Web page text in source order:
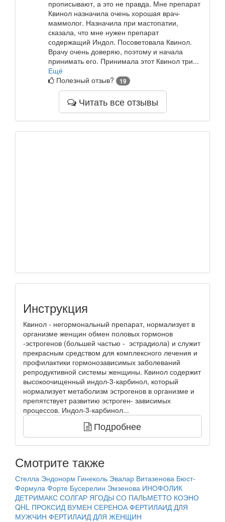
прописывают, а это не правда. Мне препарат
Квинол назначила очень хорошая врач-
маммолог. Назначила при мастопатии,
сказала, что мне нужен препарат
содержащий Индол. Посоветовала Квинол.
Врачу очень доверяю, поэтому и начала
принимать его. Принимала этот Квинол три...
Ещё
Полезный отзыв?
19
Читать все отзывы
Инструкция
Квинол - негормональный препарат, нормализует в
организме женщин обмен половых гормонов
-эстрогенов (большей частью - эстрадиола) и служит
прекрасным средством для комплексного лечения и
профилактики гормонозависимых заболеваний
репродуктивной системы женщины. Квинол содержит
высокоочищенный индол-3-карбинол, который
нормализует метаболизм эстрогенов в организме и
препятствует развитию эстроген- зависимых
процессов. Индол-3-карбинол...
Подробнее
Смотрите также
Стелла Эндонорм Гинеколь Эвалар Витазенова Бюст-
Формула Форте Бусерелин Эмзенова ИНОФОЛИК
ДЕТРИМАКС СОЛГАР ЯГОДЫ СО ПАЛЬМЕТТО КОЭНО
QHL ПРОКСИД ВУМЕН СЕРЕНОА ФЕРТИЛАИД ДЛЯ
МУЖЧИН ФЕРТИЛАИД ДЛЯ ЖЕНЩИН